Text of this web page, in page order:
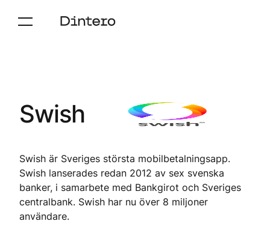
Swish
Swish är Sveriges största mobilbetalningsapp.
Swish lanserades redan 2012 av sex svenska
banker, i samarbete med Bankgirot och Sveriges
centralbank. Swish har nu över 8 miljoner
användare.